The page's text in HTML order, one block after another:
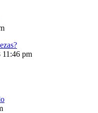
11:46 pm